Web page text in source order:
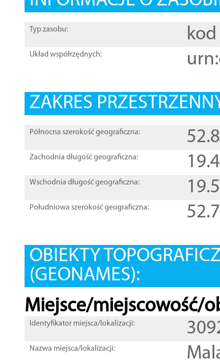
Typ zasobu: kod
Układ współrzędnych:
ZAKRES
Północna szerokość geograficzna:
Zachodnia długość geograficzna:
Wschodnia długość geograficzna:
Południowa szerokość geograficzna:
OBIEKTY
(GEONAMES):
Miejsce/miejscowość/
Identyfikator miejsca/lokalizacji:
Nazwa miejsca/lokalizacji: